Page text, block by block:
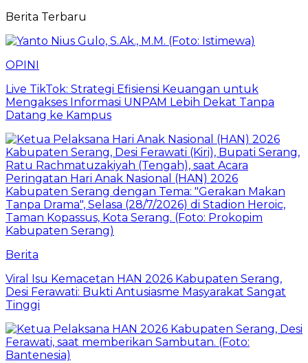
Berita Terbaru
OPINI
Live TikTok: Strategi Efisiensi Keuangan untuk
Mengakses Informasi UNPAM Lebih Dekat Tanpa
Datang ke Kampus
Berita
Viral Isu Kemacetan HAN 2026 Kabupaten Serang,
Desi Ferawati: Bukti Antusiasme Masyarakat Sangat
Tinggi